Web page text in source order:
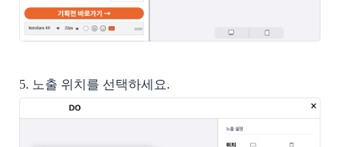
5. 노출 위치를 선택하세요.